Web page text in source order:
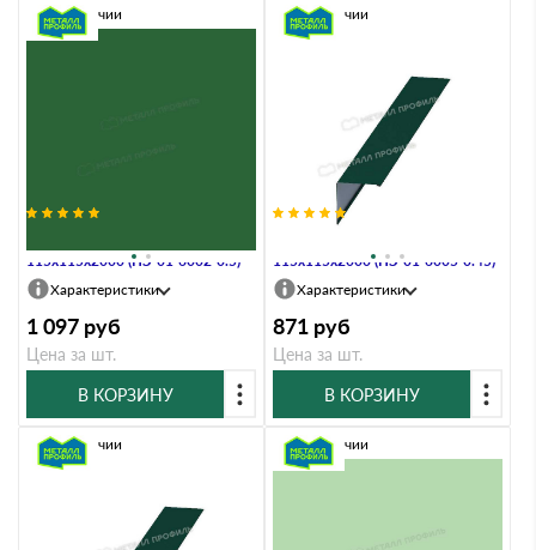
115х115х2000 (ПЭ-01-6002-0.5)
В наличии
Характеристики
1 097 руб
Цена за шт.
В КОРЗИНУ
115х115х2000 (ПЭ-01-6005-0.45)
В наличии
Характеристики
871 руб
Цена за шт.
В КОРЗИНУ
В наличии В наличии